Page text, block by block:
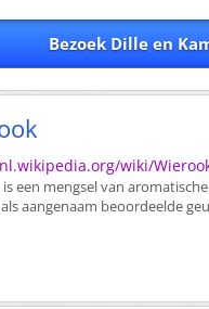
Bezoek Dille en
wiki/
een mengsel van
aangenaam beoordeelde